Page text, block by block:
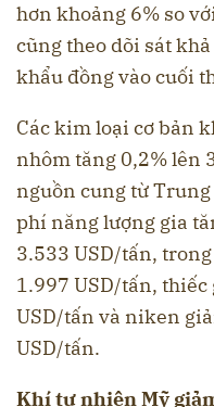
hơn khoảng 6% so
cũng theo dõi sát
khẩu đồng vào cuối
Các kim loại cơ bản
nhôm tăng 0,2% lên
nguồn cung từ
phí năng lượng gia
3.533 USD/tấn,
1.997 USD/tấn,
USD/tấn và niken
USD/tấn.
Khí tự nhiên Mỹ